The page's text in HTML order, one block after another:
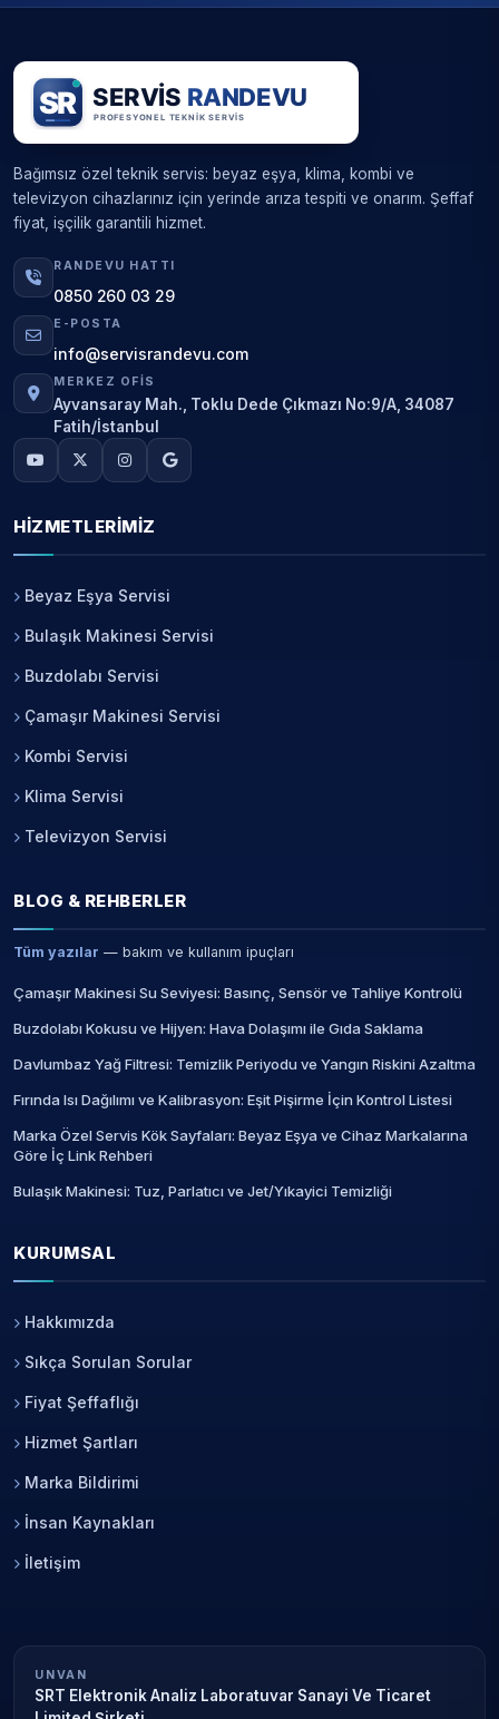
Bağımsız özel teknik servis: beyaz eşya, klima, kombi ve
televizyon cihazlarınız için yerinde arıza tespiti ve onarım. Şeffaf
fiyat, işçilik garantili hizmet.
RANDEVU HATTI
0850 260 03 29
E-POSTA
info@servisrandevu.com
MERKEZ OFIS
Ayvansaray Mah., Toklu Dede Çıkmazı No:9/A, 34087
Fatih/İstanbul
HIZMETLERIMIZ
Beyaz Eşya Servisi
Bulaşık Makinesi Servisi
Buzdolabı Servisi
Çamaşır Makinesi Servisi
Kombi Servisi
Klima Servisi
Televizyon Servisi
BLOG & REHBERLER
Tüm yazılar — bakım ve kullanım ipuçları
Çamaşır Makinesi Su Seviyesi: Basınç, Sensör ve Tahliye Kontrolü
Buzdolabı Kokusu ve Hijyen: Hava Dolaşımı ile Gıda Saklama
Davlumbaz Yağ Filtresi: Temizlik Periyodu ve Yangın Riskini Azaltma
Fırında Isı Dağılımı ve Kalibrasyon: Eşit Pişirme İçin Kontrol Listesi
Marka Özel Servis Kök Sayfaları: Beyaz Eşya ve Cihaz Markalarına
Göre İç Link Rehberi
Bulaşık Makinesi: Tuz, Parlatıcı ve Jet/Yıkayici Temizliği
KURUMSAL
Hakkımızda
Sıkça Sorulan Sorular
Fiyat Şeffaflığı
Hizmet Şartları
Marka Bildirimi
İnsan Kaynakları
İletişim
UNVAN
SRT Elektronik Analiz Laboratuvar Sanayi Ve Ticaret